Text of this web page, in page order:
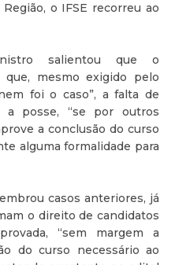
o IFSE recorreu ao
salientou que o
mesmo exigido pelo
foi o caso”, a falta de
posse, “se por outros
a conclusão do curso
alguma formalidade para
casos anteriores, já
o direito de candidatos
“sem margem a
do curso necessário ao